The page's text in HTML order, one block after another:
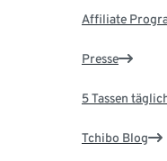
Affiliate
Presse
5 Tassen
Tchibo Blog